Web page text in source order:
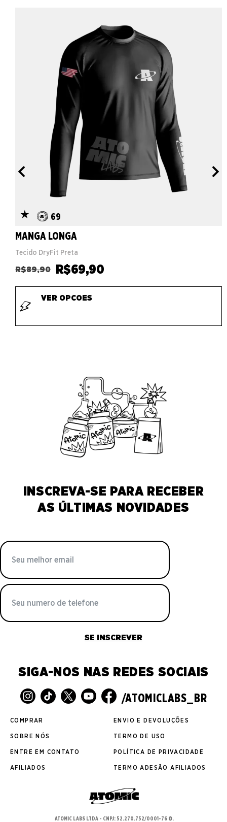
69
MANGA LONGA
Tecido DryFit Preta
R$89,90 R$69,90
VER OPCOES
INSCREVA-SE PARA RECEBER
AS ÚLTIMAS NOVIDADES
SE INSCREVER
SIGA-NOS NAS REDES SOCIAIS
/ATOMICLABS_BR
COMPRAR
SOBRE NÓS
ENTRE EM CONTATO
AFILIADOS
ENVIO E DEVOLUÇÕES
TERMO DE USO
POLÍTICA DE PRIVACIDADE
TERMO ADESÃO AFILIADOS
ATOMIC LABS LTDA - CNPJ: 52.270.752/0001-76 ©.